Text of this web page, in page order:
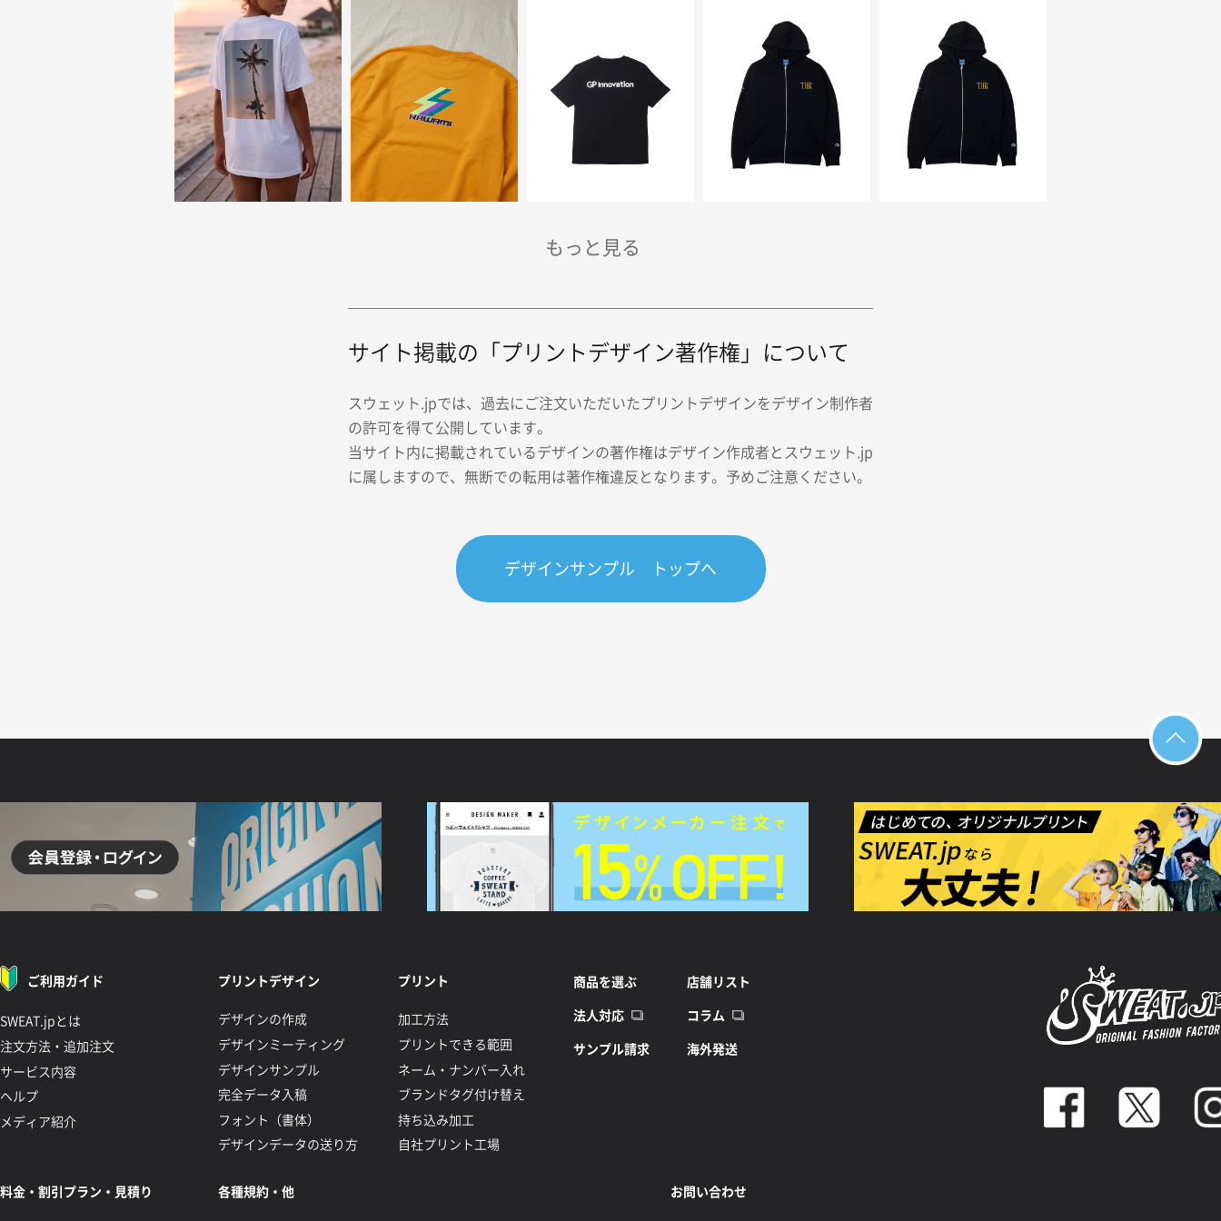
サイト掲載の「プリントデザイン著作権」について
スウェット.jpでは、過去にご注文いただいたプリントデザインをデザイン制作者
の許可を得て公開しています。
当サイト内に掲載されているデザインの著作権はデザイン作成者とスウェット.jp
に属しますので、無断での転用は著作権違反となります。予めご注意ください。
デザインサンプル トップへ
ご利用ガイド
SWEAT.jpとは
注文方法・追加注文
サービス内容
ヘルプ
メディア紹介
プリントデザイン
デザインの作成
デザインミーティング
デザインサンプル
完全データ入稿
フォント（書体）
デザインデータの送り方
プリント
加工方法
プリントできる範囲
ネーム・ナンバー入れ
ブランドタグ付け替え
持ち込み加工
自社プリント工場
商品を選ぶ
法人対応
サンプル請求
店舗リスト
コラム
海外発送
料金・割引プラン・見積り 各種規約・他 お問い合わせ